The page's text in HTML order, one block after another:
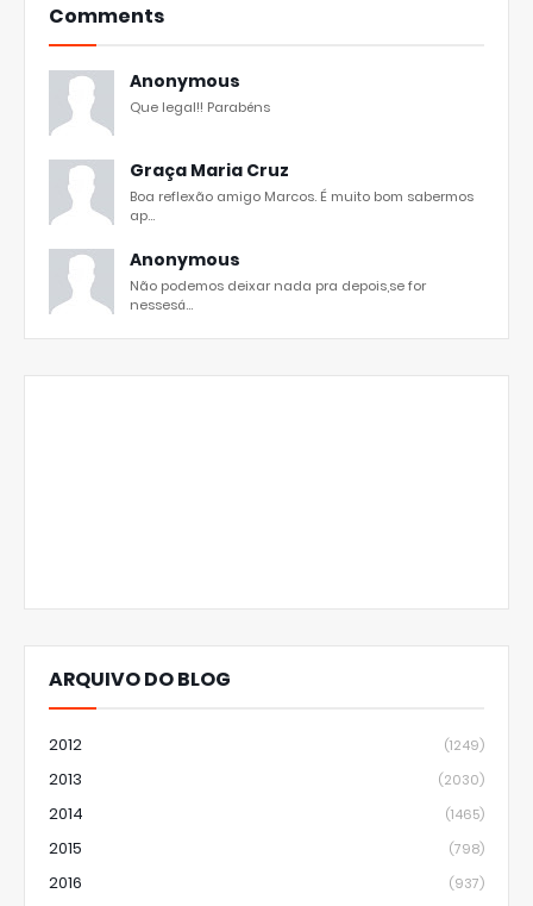
Comments
Anonymous
Que legal!! Parabéns
Graça Maria Cruz
Boa reflexão amigo Marcos. É muito bom sabermos
ap...
Anonymous
Não podemos deixar nada pra depois,se for
nessesá...
ARQUIVO DO BLOG
2012 (1249)
2013 (2030)
2014 (1465)
2015 (798)
2016 (937)